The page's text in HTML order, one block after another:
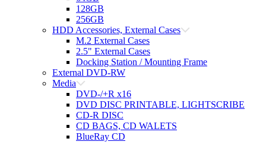
128GB
256GB
HDD Accessories, External Cases
M.2 External Cases
2.5" External Cases
Docking Station / Mounting Frame
External DVD-RW
Media
DVD-/+R x16
DVD DISC PRINTABLE, LIGHTSCRIBE
CD-R DISC
CD BAGS, CD WALETS
BlueRay CD